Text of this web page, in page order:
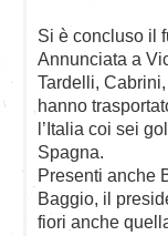
Si è concluso il
Annunciata a
Tardelli,
hanno
l’Italia coi sei
Spagna.
Presenti anche
Baggio, il
fiori anche